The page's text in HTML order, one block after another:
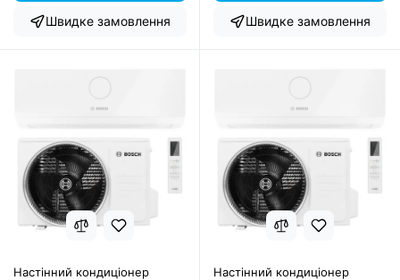
Швидке замовлення Швидке замовлення
Настінний кондиціонер
Настінний кондиціонер